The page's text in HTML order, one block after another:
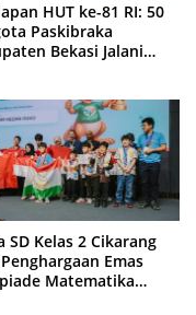
HUT ke-81 RI: 50
Paskibraka
Bekasi Jalani
SD Kelas 2 Cikarang
Emas
Matematika